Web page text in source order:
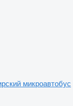
микроавтобус